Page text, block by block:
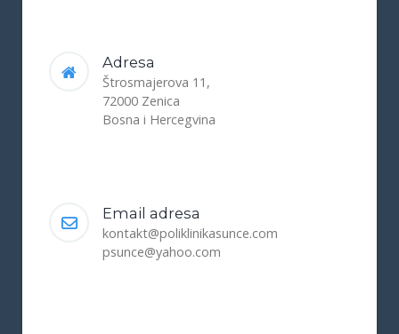
Adresa
Štrosmajerova 11,
72000 Zenica
Bosna i Hercegvina
Email adresa
kontakt@poliklinikasunce.com
psunce@yahoo.com